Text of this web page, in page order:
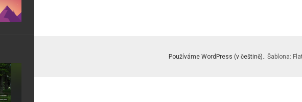
Používáme WordPress (v češtině).. Šablona: